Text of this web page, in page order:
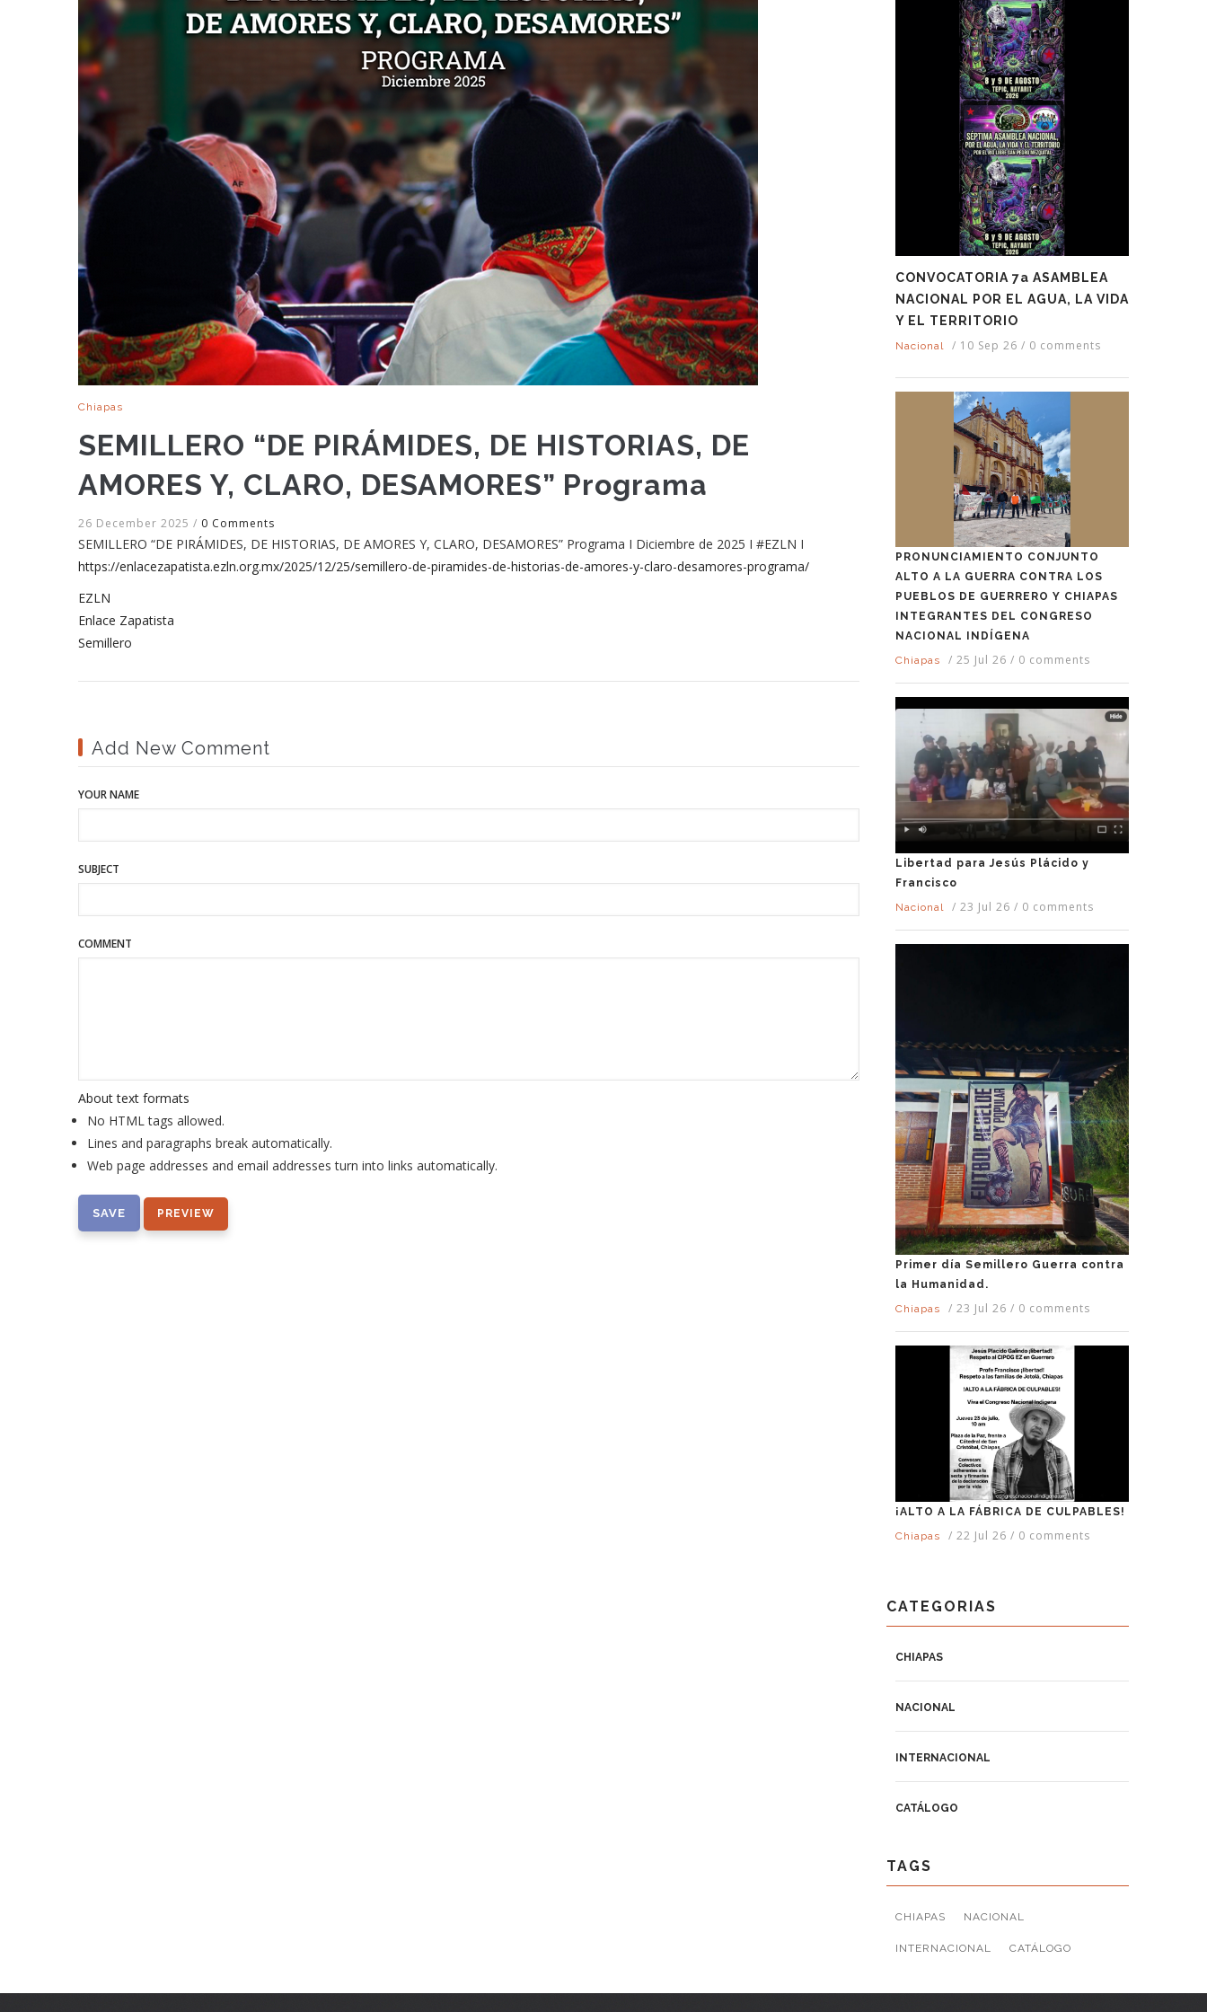
Chiapas
SEMILLERO “DE PIRÁMIDES, DE HISTORIAS, DE
AMORES Y, CLARO, DESAMORES” Programa
26 December 2025 / 0 Comments
SEMILLERO “DE PIRÁMIDES, DE HISTORIAS, DE AMORES Y, CLARO, DESAMORES” Programa I Diciembre de 2025 I #EZLN I
https://enlacezapatista.ezln.org.mx/2025/12/25/semillero-de-piramides-de-historias-de-amores-y-claro-desamores-programa/
EZLN
Enlace Zapatista
Semillero
Add New Comment
YOUR NAME
SUBJECT
COMMENT
About text formats
No HTML tags allowed.
Lines and paragraphs break automatically.
Web page addresses and email addresses turn into links automatically.
CONVOCATORIA 7a ASAMBLEA
NACIONAL POR EL AGUA, LA VIDA
Y EL TERRITORIO
Nacional / 10 Sep 26 / 0 comments
PRONUNCIAMIENTO CONJUNTO
ALTO A LA GUERRA CONTRA LOS
PUEBLOS DE GUERRERO Y CHIAPAS
INTEGRANTES DEL CONGRESO
NACIONAL INDÍGENA
Chiapas
/ 25 Jul 26 / 0 comments
Libertad para Jesús Plácido y
Francisco
Nacional
/ 23 Jul 26 / 0 comments
Primer día Semillero Guerra contra
la Humanidad.
Chiapas
/ 23 Jul 26 / 0 comments
¡ALTO A LA FÁBRICA DE CULPABLES!
Chiapas
/ 22 Jul 26 / 0 comments
CATEGORIAS
CHIAPAS
NACIONAL
INTERNACIONAL
CATÁLOGO
TAGS
CHIAPAS NACIONAL
INTERNACIONAL CATÁLOGO